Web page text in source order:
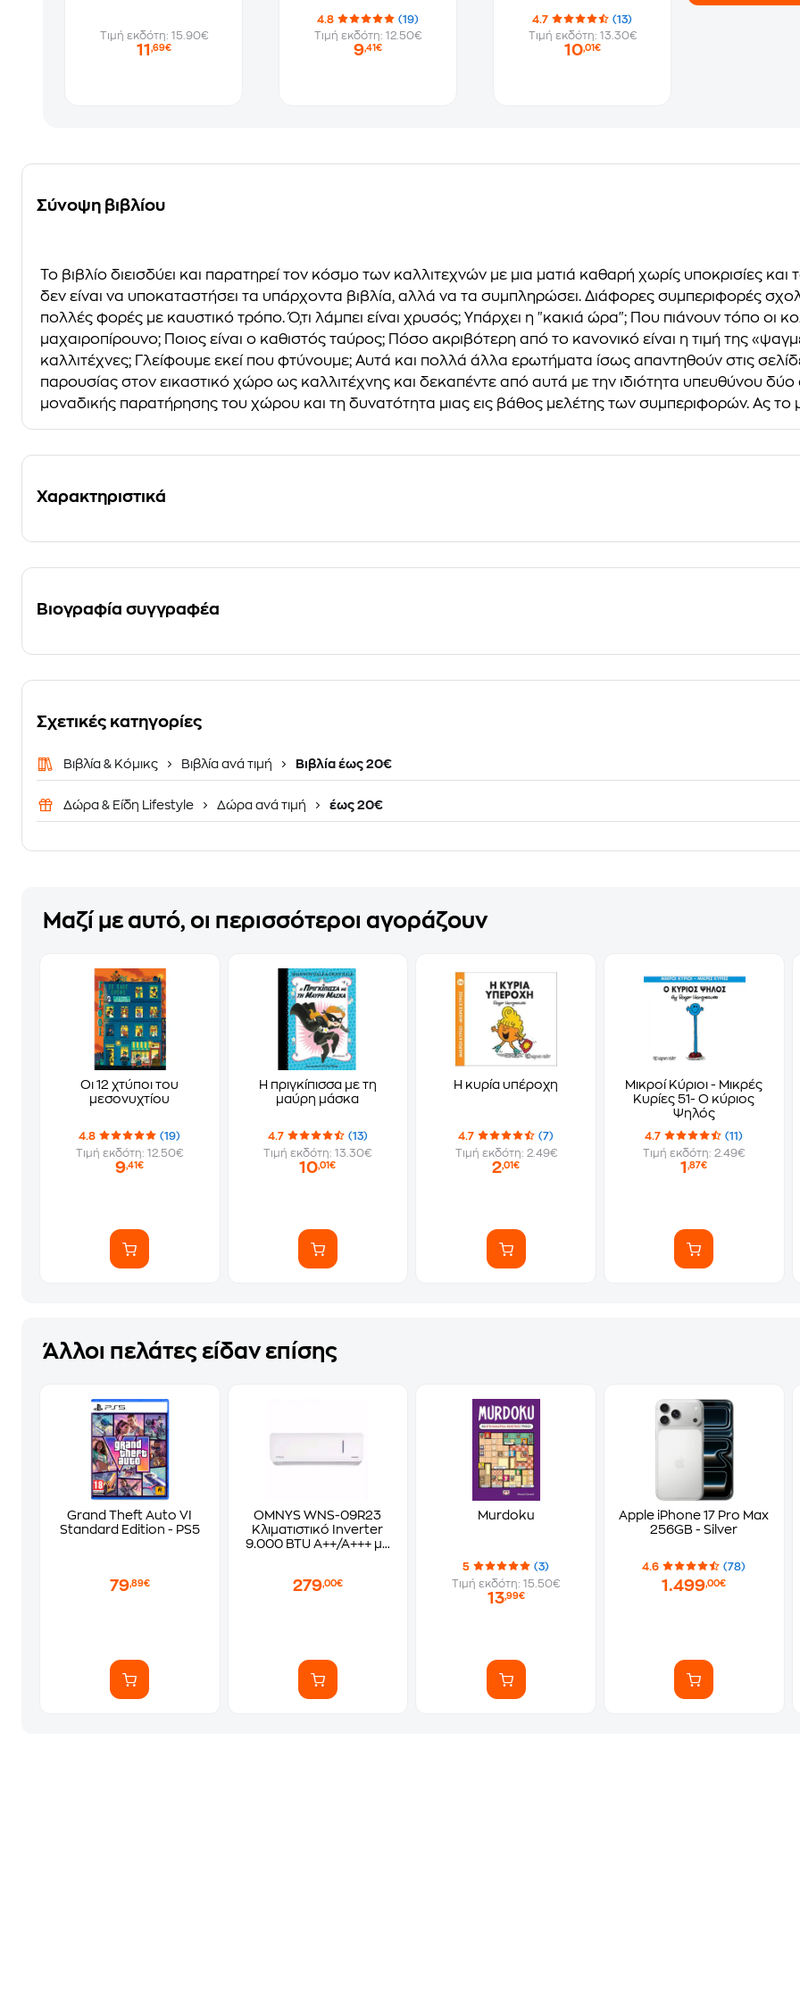
Τιμή εκδότη: 15.90€
11 ,69€
4.8
(19)
Τιμή εκδότη: 12.50€
9,41€
4.7
(13)
Τιμή εκδότη: 13.30€
10,01€
Σύνοψη βιβλίου
Το βιβλίο διεισδύει και παρατηρεί τον κόσμο των καλλιτεχνών με μια ματιά καθαρή χωρίς υποκρισίες
δεν είναι να υποκαταστήσει τα υπάρχοντα βιβλία, αλλά να τα συμπληρώσει. Διάφορες συμπεριφορές
πολλές φορές με καυστικό τρόπο. Ό,τι λάμπει είναι χρυσός; Υπάρχει η "κακιά ώρα"; Που πιάνουν τόπο οι
μαχαιροπίρουνο; Ποιος είναι ο καθιστός ταύρος; Πόσο ακριβότερη από το κανονικό είναι η τιμή της
καλλιτέχνες; Γλείφουμε εκεί που φτύνουμε; Αυτά και πολλά άλλα ερωτήματα ίσως απαντηθούν στις
παρουσίας στον εικαστικό χώρο ως καλλιτέχνης και δεκαπέντε από αυτά με την ιδιότητα υπευθύνου
μοναδικής παρατήρησης του χώρου και τη δυνατότητα μιας εις βάθος μελέτης των συμπεριφορών. Ας το
Χαρακτηριστικά
Βιογραφία συγγραφέα
Σχετικές κατηγορίες
Βιβλία & Κόμικς Βιβλία ανά τιμή Βιβλία έως 20€
Δώρα & Είδη Lifestyle Δώρα ανά τιμή έως 20€
Μαζί με αυτό, οι περισσότεροι αγοράζουν
Οι 12 χτύποι του
μεσονυχτίου
4.8
(19)
Τιμή εκδότη: 12.50€
9,41€
Η πριγκίπισσα με τη
μαύρη μάσκα
4.7
(13)
Τιμή εκδότη: 13.30€
10,01€
Η κυρία υπέροχη
4.7
(7)
Τιμή εκδότη: 2.49€
2,01€
Μικροί Κύριοι - Μικρές
Κυρίες 51- Ο κύριος
Ψηλός
4.7
(11)
Τιμή εκδότη: 2.49€
1,87€
Άλλοι πελάτες είδαν επίσης
Grand Theft Auto VI
Standard Edition - PS5
79,89€
OMNYS WNS-09R23
Κλιματιστικό Inverter
9.000 BTU A++/A+++ με
279,00€
Murdoku
5
(3)
Τιμή εκδότη: 15.50€
13,99€
Apple iPhone 17 Pro Max
256GB - Silver
4.6 (78)
1.499,00€